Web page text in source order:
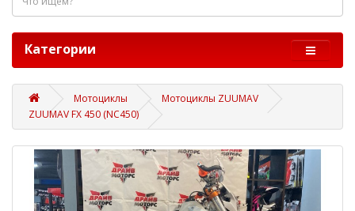
Категории
Мотоциклы
Мотоциклы ZUUMAV
ZUUMAV FX 450 (NC450)